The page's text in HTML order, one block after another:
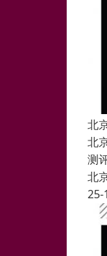
北
北
测
北
25-